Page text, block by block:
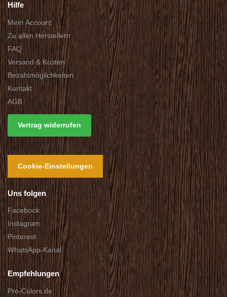
Hilfe
Mein Account
Zu allen Herstellern
FAQ
Versand & Kosten
Bezahlmöglichkeiten
Kontakt
AGB
Vertrag widerrufen
Cookie-Einstellungen
Uns folgen
Facebook
Instagram
Pinterest
WhatsApp-Kanal
Empfehlungen
Pro-Colors.de